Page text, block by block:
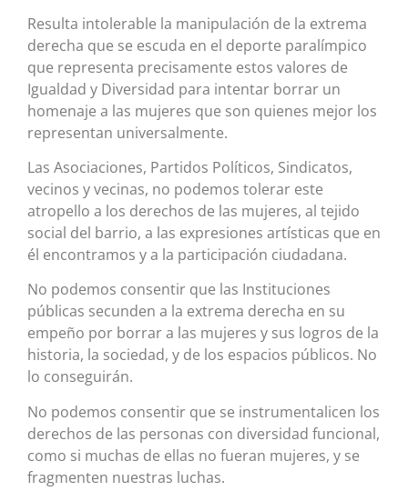
Resulta intolerable la manipulación de la extrema
derecha que se escuda en el deporte paralímpico
que representa precisamente estos valores de
Igualdad y Diversidad para intentar borrar un
homenaje a las mujeres que son quienes mejor los
representan universalmente.
Las Asociaciones, Partidos Políticos, Sindicatos,
vecinos y vecinas, no podemos tolerar este
atropello a los derechos de las mujeres, al tejido
social del barrio, a las expresiones artísticas que en
él encontramos y a la participación ciudadana.
No podemos consentir que las Instituciones
públicas secunden a la extrema derecha en su
empeño por borrar a las mujeres y sus logros de la
historia, la sociedad, y de los espacios públicos. No
lo conseguirán.
No podemos consentir que se instrumentalicen los
derechos de las personas con diversidad funcional,
como si muchas de ellas no fueran mujeres, y se
fragmenten nuestras luchas.